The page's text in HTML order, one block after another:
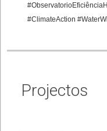
#ClimateAction
Projectos